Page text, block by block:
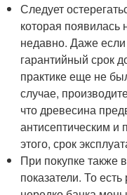
Следует
которая появилась
недавно. Даже если
гарантийный срок
практике еще не
случае,
что древесина
антисептическим и
этого, срок
При покупке также
показатели. То